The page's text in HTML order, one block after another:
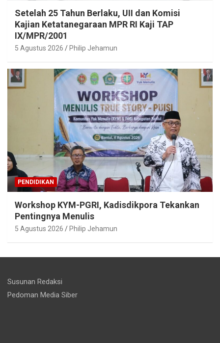
Setelah 25 Tahun Berlaku, UII dan Komisi
Kajian Ketatanegaraan MPR RI Kaji TAP
IX/MPR/2001
5 Agustus 2026 Philip Jehamun
PENDIDIKAN
Workshop KYM-PGRI, Kadisdikpora Tekankan
Pentingnya Menulis
5 Agustus 2026 Philip Jehamun
Susunan Redaksi
Pedoman Media Siber